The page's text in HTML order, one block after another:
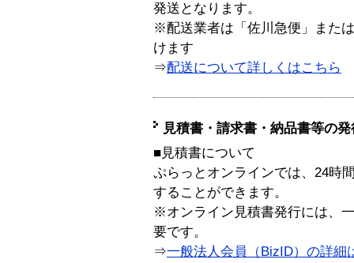
発送となります。
※配送業者は「佐川急便」また
けます
⇒配送について詳しくはこちら
見積書・請求書・納品書等の
■見積書について
ぷらっとオンラインでは、24時
することができます。
※オンライン見積書発行には、
要です。
⇒一般法人会員（BizID）の詳細